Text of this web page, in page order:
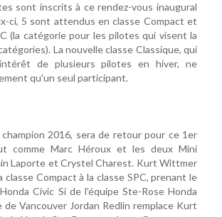
sont inscrits à ce rendez-vous inaugural
ci, 5 sont attendus en classe Compact et
(la catégorie pour les pilotes qui visent la
La nouvelle classe Classique, qui
de plusieurs pilotes en hiver, ne
qu'un seul participant.
champion 2016, sera de retour pour ce 1er
comme Marc Héroux et les deux Mini
Laporte et Crystel Charest. Kurt Wittmer
classe Compact à la classe SPC, prenant le
Civic Si de l’équipe Ste-Rose Honda
de Vancouver Jordan Redlin remplace Kurt